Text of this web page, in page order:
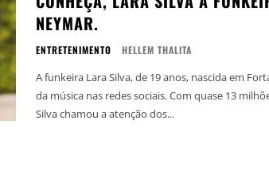
NEYMAR.
ENTRETENIMENTO HELLEM THALITA
A funkeira Lara Silva, de 19 anos, nascida em
da música nas redes sociais. Com quase 13 milhões de seguidores no Instagram, Lara
Silva chamou a atenção dos...